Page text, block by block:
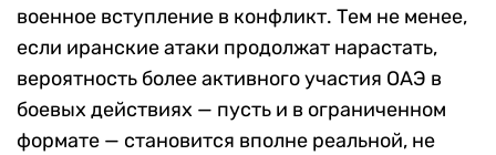
военное вступление в конфликт. Тем не менее,
если иранские атаки продолжат нарастать,
вероятность более активного участия ОАЭ в
боевых действиях — пусть и в ограниченном
формате — становится вполне реальной, не